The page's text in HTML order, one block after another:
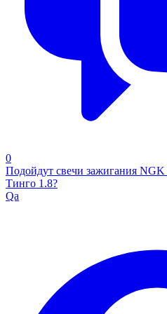
0
Подойдут свечи зажигания
Тинго 1.8?
Qa